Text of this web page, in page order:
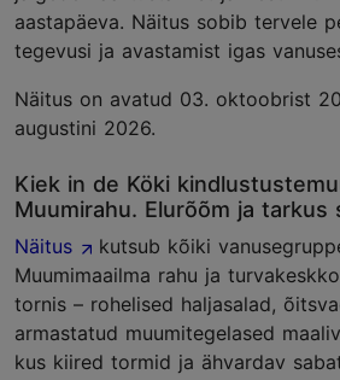
aastapäeva. Näitus sobib tervele
tegevusi ja avastamist igas
Näitus on avatud 03. oktoobrist
augustini 2026.
Kiek in de Köki
Muumirahu. Elurõõm ja
Näitus
kutsub kõiki
Muumimaailma rahu ja
tornis – rohelised haljasalad,
armastatud muumitegelased
kus kiired tormid ja ähvardav